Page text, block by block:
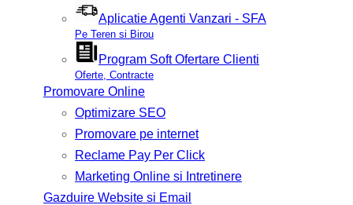
Aplicatie Agenti Vanzari - SFA
Pe Teren si Birou
Program Soft Ofertare Clienti
Oferte, Contracte
Promovare Online
Optimizare SEO
Promovare pe internet
Reclame Pay Per Click
Marketing Online si Intretinere
Gazduire Website si Email